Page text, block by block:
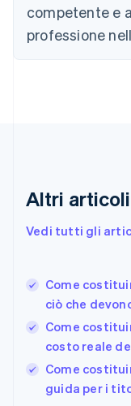
competente e
professione
Altri articoli
Vedi tutti gli
Come
ciò che
Come
costo reale
Come
guida per i
Cipro
English
EnglishSvenska
FrançaisEnglish
Giappone
日本語English
English
Grecia
English
India
English